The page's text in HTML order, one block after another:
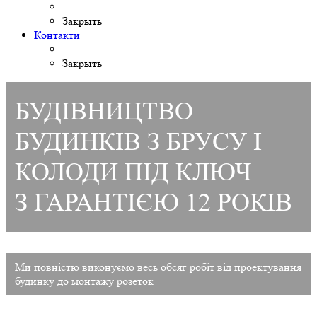
Закрыть
Контакти
Закрыть
БУДІВНИЦТВО
БУДИНКІВ З БРУСУ І
КОЛОДИ ПІД КЛЮЧ
З ГАРАНТІЄЮ 12 РОКІВ
Ми повністю виконуємо весь обсяг робіт від проектування
будинку до монтажу розеток